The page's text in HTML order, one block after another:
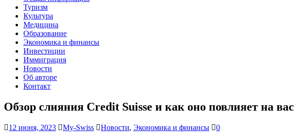
Туризм
Культура
Медицина
Образование
Экономика и финансы
Инвестиции
Иммиграция
Новости
Об авторе
Контакт
Обзор слияния Credit Suisse и как оно повлияет на вас
12 июня, 2023 My-Swiss Новости, Экономика и финансы 0